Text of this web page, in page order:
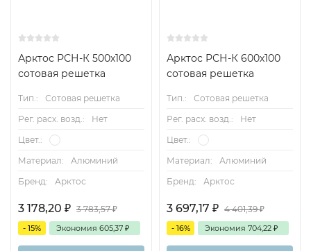
Арктос РСН-К 500х100
сотовая решетка
Тип.:
Сотовая решетка
Рег. расх. возд.:
Нет
Цвет.:
Материал:
Алюминий
Бренд:
Арктос
3 178,20 ₽ 3 783,57₽
- 15% Экономия 605,37 ₽
Арктос РСН-К 600х100
сотовая решетка
Тип.:
Сотовая решетка
Рег. расх. возд.:
Нет
Цвет.:
Материал:
Алюминий
Бренд:
Арктос
3 697,17 ₽ 4 401,39₽
- 16% Экономия 704,22 ₽